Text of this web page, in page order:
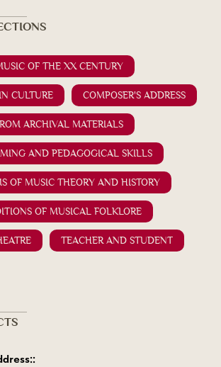
OF THE XX CENTURY
CULTURE COMPOSER'S ADDRESS
ARCHIVAL MATERIALS
AND PEDAGOGICAL SKILLS
OF MUSIC THEORY AND HISTORY
OF MUSICAL FOLKLORE
TEACHER AND STUDENT